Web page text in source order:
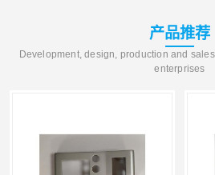
产品推荐
Development, design, production and
enterprises